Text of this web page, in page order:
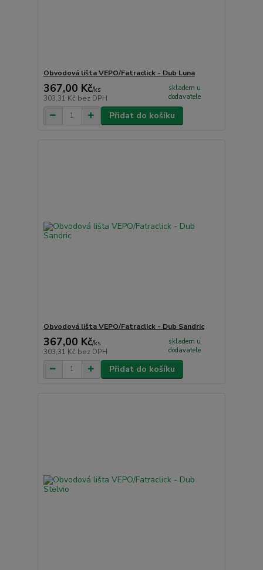
Obvodová lišta VEPO/Fatraclick - Dub Luna
367,00 Kč/ks
303,31 Kč bez DPH
skladem u
dodavatele
Přidat do košíku
Obvodová lišta VEPO/Fatraclick - Dub Sandric
367,00 Kč/ks
303,31 Kč bez DPH
skladem u
dodavatele
Přidat do košíku